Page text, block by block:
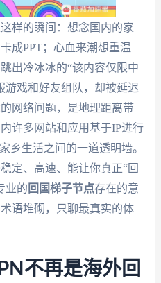
样的瞬间：想念国内的家
成PPT；心血来潮想重温
出冷冰冰的“该内容仅限中
游戏和好友组队，却被延迟
网络问题，是地理距离带
许多网站和应用基于IP进行
乡生活之间的一道透明墙。
定、高速、能让你真正“回
业的 回国梯子节点存在的意
语堆砌，只聊最真实的体
不再是海外回